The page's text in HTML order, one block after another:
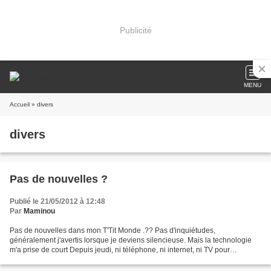
Publicité
MENU
Accueil » divers
divers
Pas de nouvelles ?
Publié le 21/05/2012 à 12:48
Par Maminou
Pas de nouvelles dans mon T'Tit Monde .?? Pas d'inquiétudes,
généralement j'avertis lorsque je deviens silencieuse. Mais la technologie
m'a prise de court Depuis jeudi, ni téléphone, ni internet, ni TV pour